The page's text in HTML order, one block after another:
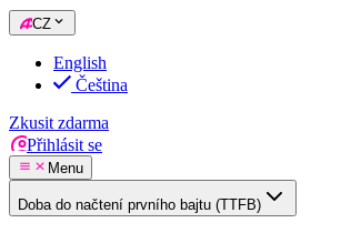
CZ
English
Čeština
Zkusit zdarma
Přihlásit se
Menu
Doba do načtení prvního bajtu (TTFB)